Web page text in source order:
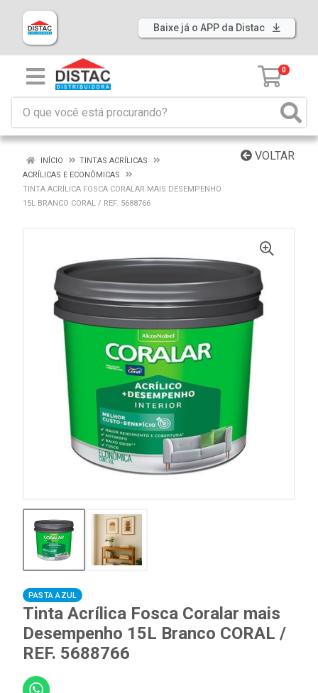
Baixe já o APP da Distac
0
VOLTAR
INÍCIO
TINTAS ACRÍLICAS
ACRÍLICAS E ECONÔMICAS
TINTA ACRÍLICA FOSCA CORALAR MAIS DESEMPENHO
15L BRANCO CORAL / REF. 5688766
PASTA AZUL
Tinta Acrílica Fosca Coralar mais
Desempenho 15L Branco CORAL /
REF. 5688766